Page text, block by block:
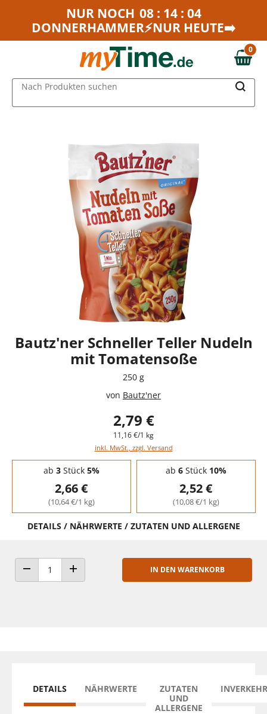
Zum Hauptinhalt springen
Zur Navigation springen
NUR NOCH 08 : 14 : 04
DONNERHAMMER⚡NUR HEUTE➡️
0,00 €
0
Nach Produkten suchen
Bautz'ner Schneller Teller Nudeln
mit Tomatensoße
250 g
von Bautz'ner
2,79 €
11,16 €/1 kg
inkl. MwSt., zzgl. Versand
Staffelpreise - Mengenrabatt
ab 3Stück 5%
2,66 €
(10,64 €/1 kg)
ab 6Stück 10%
2,52 €
(10,08 €/1 kg)
DETAILS / NÄHRWERTE / ZUTATEN UND ALLERGENE
ANZAHL VERRINGERNANZAHL ERHÖHEN
IN DEN WARENKORB
DETAILS NÄHRWERTE
ZUTATEN
UND
ALLERGENE